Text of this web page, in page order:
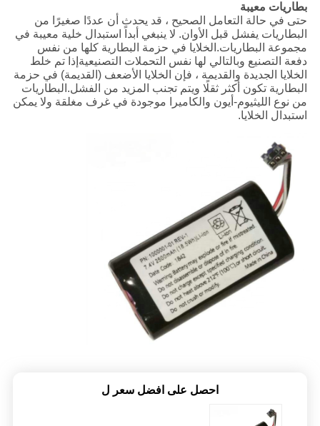
بطاريات معيبة
حتى في حالة التعامل الصحيح ، قد يحدث أن عددًا صغيرًا من
البطاريات يفشل قبل الأوان. لا ينبغي أبداً استبدال خلية معيبة في
مجموعة البطاريات.الخلايا في حزمة البطارية كلها من نفس
دفعة التصنيع وبالتالي لها نفس التحملات التصنيعيةإذا تم خلط
الخلايا الجديدة والقديمة ، فإن الخلايا الأضعف (القديمة) في حزمة
البطارية تكون أكثر ثقلًا ويتم تجنب المزيد من الفشل.البطاريات
من نوع الليثيوم-أيون والكاميرا موجودة في غرف مغلقة ولا يمكن
استبدال الخلايا.
احصل على افضل سعر ل